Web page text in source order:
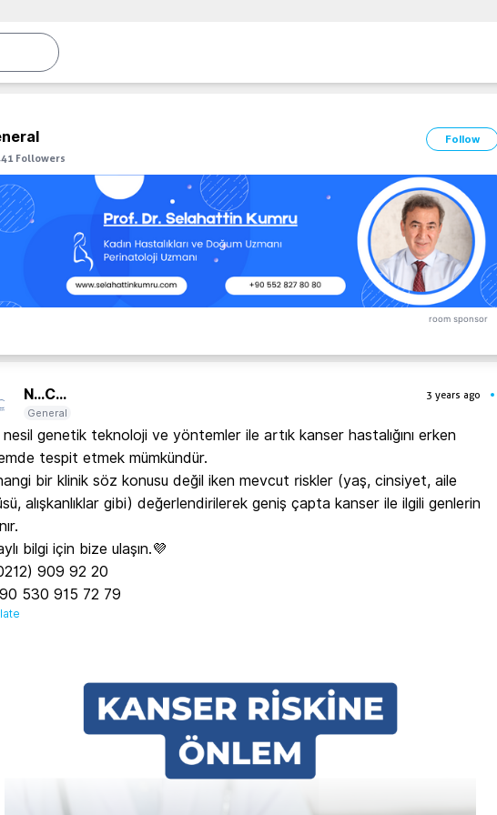
Follow
Followers
room sponsor
N...C...
3 years ago
General
nesil genetik teknoloji ve yöntemler ile artık kanser hastalığını erken
tespit etmek mümkündür.
bir klinik söz konusu değil iken mevcut riskler (yaş, cinsiyet, aile
alışkanlıklar gibi) değerlendirilerek geniş çapta kanser ile ilgili genlerin
bilgi için bize ulaşın.💜
909 92 20
530 915 72 79